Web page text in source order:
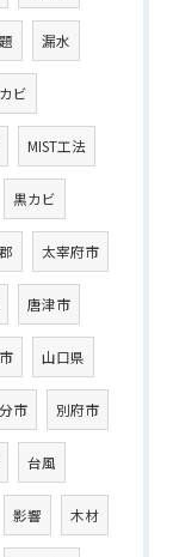
漏水
ビ
MIST工法
黒カビ
太宰府市
唐津市
山口県
市 別府市
台風
影響 木材